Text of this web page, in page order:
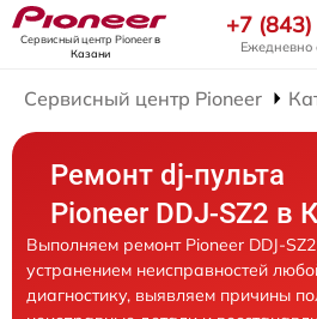
Сервисный центр Pioneerв
Казани
+7
Ежедневно
Сервисный центр Pioneer
Ремонт dj-пульта
Pioneer DDJ-SZ2 в
Выполняем ремонт Pioneer DDJ-
устранением неисправностей
диагностику, выявляем причины